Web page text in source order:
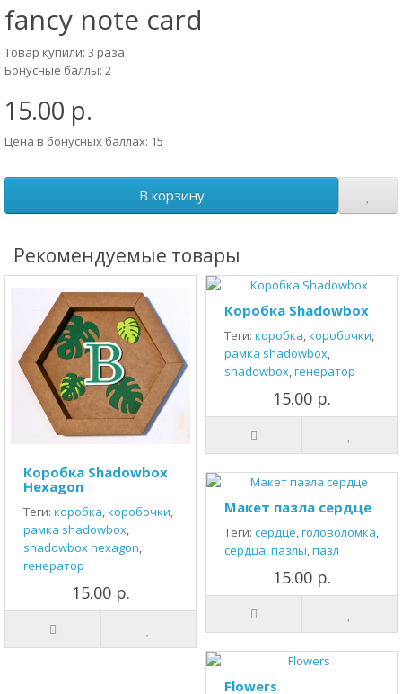
fancy note card
Товар купили: 3 раза
Бонусные баллы: 2
15.00 р.
Цена в бонусных баллах: 15
В корзину
Рекомендуемые товары
Коробка Shadowbox
Hexagon
Теги: коробка,коробочки,
рамка shadowbox,
shadowbox hexagon,
генератор
15.00 р.
Коробка Shadowbox
Теги: коробка,коробочки,
рамка shadowbox,
shadowbox,генератор
15.00 р.
Макет пазла сердце
Теги: сердце,головоломка,
сердца,пазлы,пазл
15.00 р.
Flowers